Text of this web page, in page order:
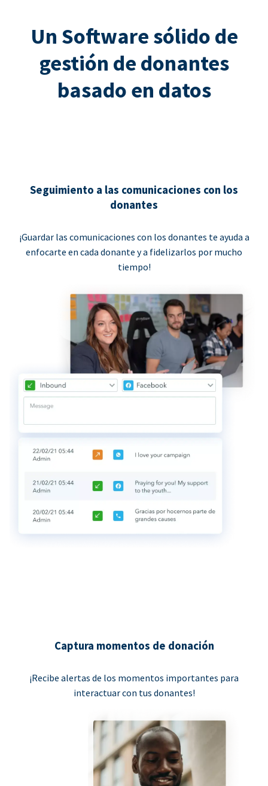
Un Software sólido de
gestión de donantes
basado en datos
Seguimiento a las comunicaciones con los
donantes
¡Guardar las comunicaciones con los donantes te ayuda a
enfocarte en cada donante y a fidelizarlos por mucho
tiempo!
Captura momentos de donación
¡Recibe alertas de los momentos importantes para
interactuar con tus donantes!